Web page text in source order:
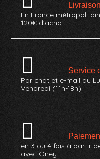
En France
120€ d'achat.
Service
Par chat et e-mail du
Vendredi (11h-18h)
en 3 ou 4 fois à partir
avec Oney